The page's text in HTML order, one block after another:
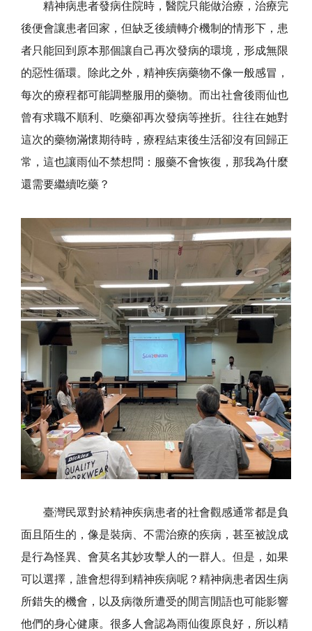
精神病患者發病住院時，醫院只能做治療，治療完
後便會讓患者回家，但缺乏後續轉介機制的情形下，患
者只能回到原本那個讓自己再次發病的環境，形成無限
的惡性循環。除此之外，精神疾病藥物不像一般感冒，
每次的療程都可能調整服用的藥物。而出社會後雨仙也
曾有求職不順利、吃藥卻再次發病等挫折。往往在她對
這次的藥物滿懷期待時，療程結束後生活卻沒有回歸正
常，這也讓雨仙不禁想問：服藥不會恢復，那我為什麼
還需要繼續吃藥？
臺灣民眾對於精神疾病患者的社會觀感通常都是負
面且陌生的，像是裝病、不需治療的疾病，甚至被說成
是行為怪異、會莫名其妙攻擊人的一群人。但是，如果
可以選擇，誰會想得到精神疾病呢？精神病患者因生病
所錯失的機會，以及病徵所遭受的閒言閒語也可能影響
他們的身心健康。很多人會認為雨仙復原良好，所以精